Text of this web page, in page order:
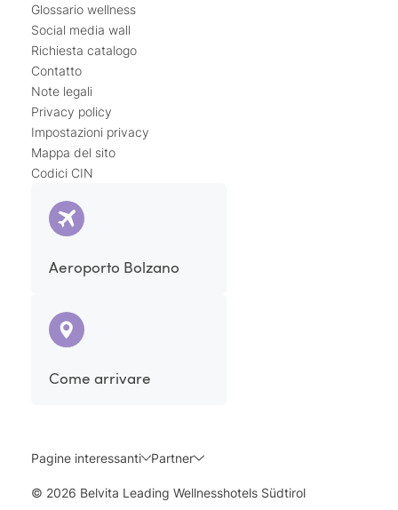
Glossario wellness
Social media wall
Richiesta catalogo
Contatto
Note legali
Privacy policy
Impostazioni privacy
Mappa del sito
Codici CIN
Aeroporto Bolzano
Come arrivare
Pagine interessanti Partner
© 2026 Belvita Leading Wellnesshotels Südtirol